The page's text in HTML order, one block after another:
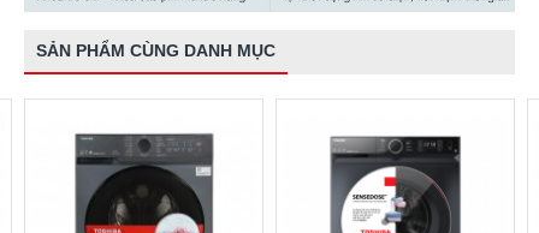
SẢN PHẨM CÙNG DANH MỤC